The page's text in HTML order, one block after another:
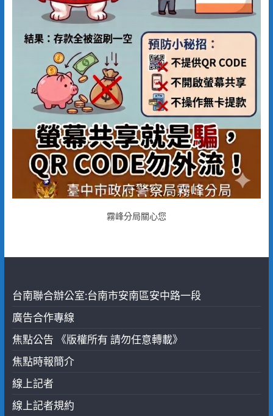
霧峰分局關心您
台南聯合辦公室:台南市安南區安中路一段
廣告合作專線
焦點公告 《版權所有 請勿任意轉載》
焦點時報簡介
線上記者
線上記者規約